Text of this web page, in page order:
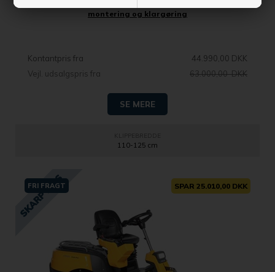
montering og klargøring
Kontantpris fra
44.990,00 DKK
Vejl. udsalgspris fra
63.000,00 DKK
SE MERE
110-125 cm
FRI FRAGT SPAR 25.010,00 DKK